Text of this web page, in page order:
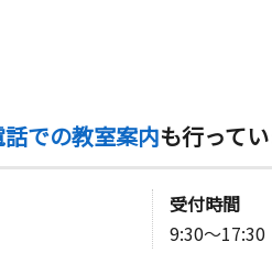
話での教室案内も行って
受付時間
9:30～17:30